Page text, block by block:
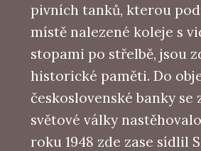
pivních tanků, kterou
místě nalezené koleje s
stopami po střelbě, jsou
historické paměti. Do
československé banky se
světové války
roku 1948 zde zase sídlil